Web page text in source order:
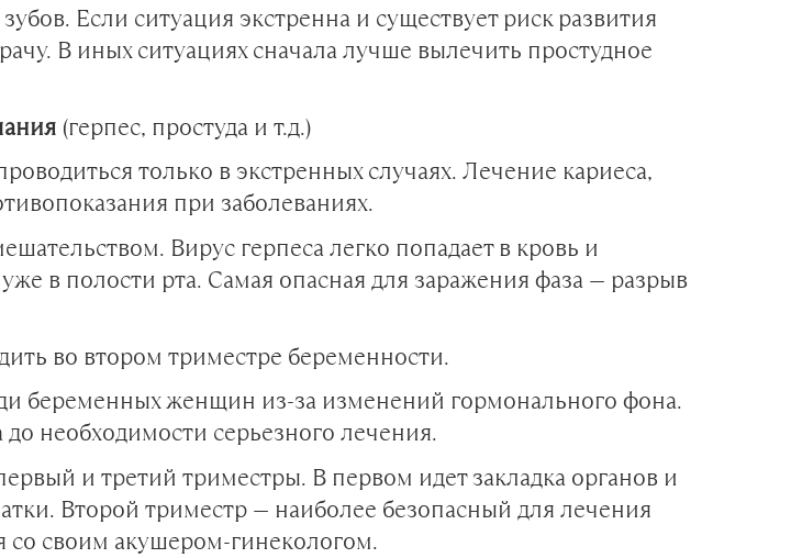
Если ситуация экстренна и существует риск развития
В иных ситуациях сначала лучше вылечить простудное
(герпес, простуда и т.д.)
только в экстренных случаях. Лечение кариеса,
при заболеваниях.
Вирус герпеса легко попадает в кровь и
в полости рта. Самая опасная для заражения фаза — разрыв
во втором триместре беременности.
беременных женщин из-за изменений гормонального фона.
необходимости серьезного лечения.
и третий триместры. В первом идет закладка органов и
Второй триместр — наиболее безопасный для лечения
со своим акушером-гинекологом.